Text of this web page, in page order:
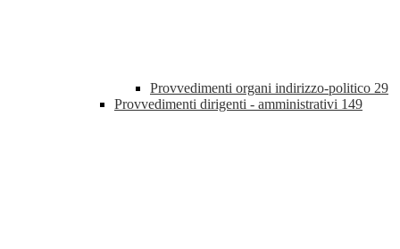
Provvedimenti organi indirizzo-politico 29
Provvedimenti dirigenti - amministrativi 149